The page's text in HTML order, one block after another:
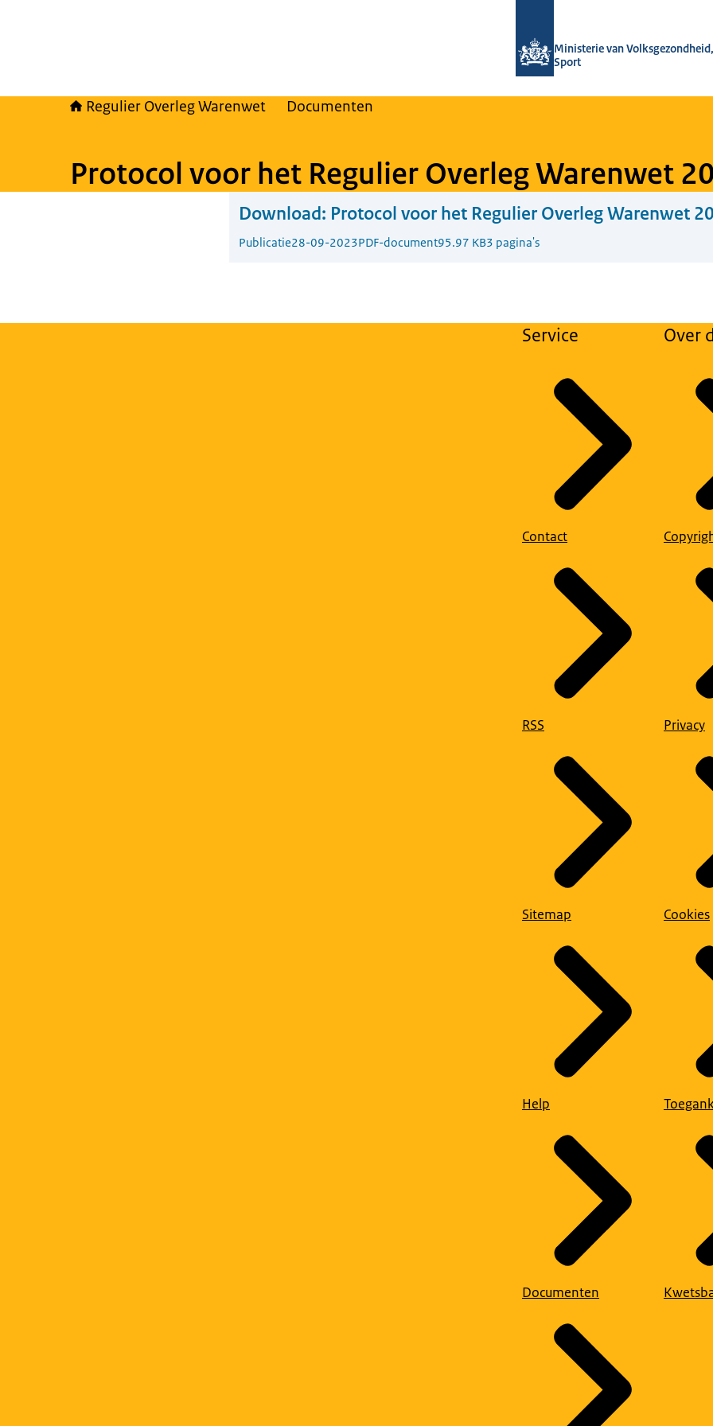
Ministerie van
Sport
Regulier Overleg Warenwet Documenten
Protocol voor het Regulier Overleg Warenwet
Download: Protocol voor het Regulier Overleg Warenwet
Publicatie28-09-2023PDF-document95.97 KB3 pagina's
Service
Contact
RSS
Sitemap
Help
Documenten
Over
Privacy
Cookies